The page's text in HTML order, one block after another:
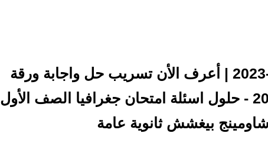
تسريب امتحان الجغرافيا الاول الثانوى 13-5-2023 | أعرف الأن تسريب حل واجابة ورقة
امتحان الجغرافيا اولي ثانوي الترم الثاني 2023 - حلول اسئلة امتحان جغرافيا الصف الأول